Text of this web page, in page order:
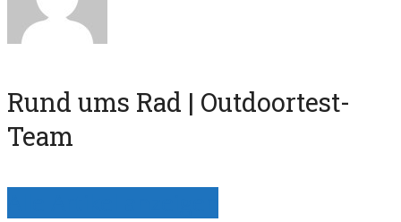
Rund ums Rad | Outdoortest-
Team